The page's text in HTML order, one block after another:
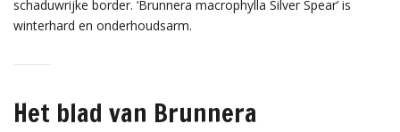
schaduwrijke border. ‘Brunnera macrophylla Silver Spear’ is
winterhard en onderhoudsarm.
Het blad van Brunnera